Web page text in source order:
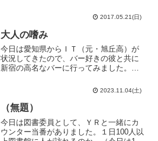
り、ＫＴと共に演劇を見に行ったりしま
した。高校の三年劇で演劇はトラウマだ
ったけど…うーん、東大の演...
2017.05.21(日)
大人の嗜み
今日は愛知県からＩＴ（元・旭丘高）が
状況してきたので、バー好きの彼と共に
新宿の高名なバーに行ってみました。入
でここだけ御伽噺の挿絵みたいな様子で
す。内装もまた凄い。中世スコットラン
ドのウイスキー密造家屋を...
2023.11.04(土)
（無題）
今日は図書委員として、ＹＲと一緒にカ
ウンター当番がありました。１日100人以